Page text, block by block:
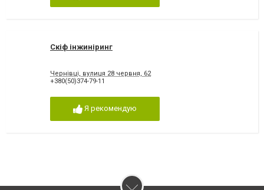
Скіф інжиніринг
Чернівці, вулиця 28 червня, 62
+380(50)374-79-11
Я рекомендую